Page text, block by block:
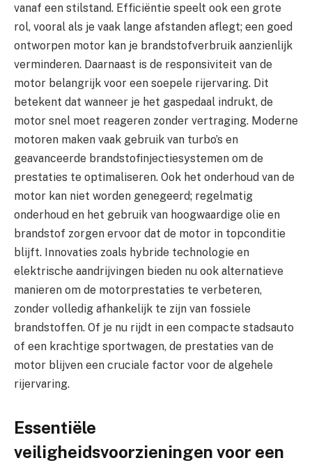
vanaf een stilstand. Efficiëntie speelt ook een grote
rol, vooral als je vaak lange afstanden aflegt; een goed
ontworpen motor kan je brandstofverbruik aanzienlijk
verminderen. Daarnaast is de responsiviteit van de
motor belangrijk voor een soepele rijervaring. Dit
betekent dat wanneer je het gaspedaal indrukt, de
motor snel moet reageren zonder vertraging. Moderne
motoren maken vaak gebruik van turbo’s en
geavanceerde brandstofinjectiesystemen om de
prestaties te optimaliseren. Ook het onderhoud van de
motor kan niet worden genegeerd; regelmatig
onderhoud en het gebruik van hoogwaardige olie en
brandstof zorgen ervoor dat de motor in topconditie
blijft. Innovaties zoals hybride technologie en
elektrische aandrijvingen bieden nu ook alternatieve
manieren om de motorprestaties te verbeteren,
zonder volledig afhankelijk te zijn van fossiele
brandstoffen. Of je nu rijdt in een compacte stadsauto
of een krachtige sportwagen, de prestaties van de
motor blijven een cruciale factor voor de algehele
rijervaring.
Essentiële
veiligheidsvoorzieningen voor een